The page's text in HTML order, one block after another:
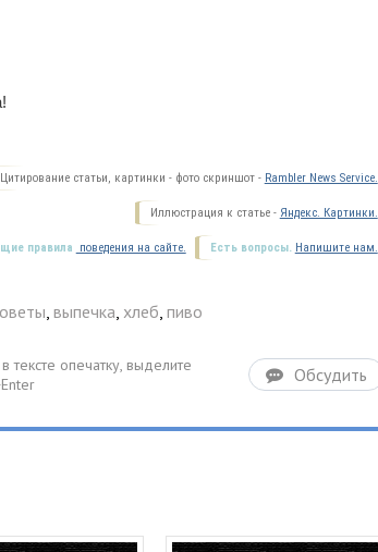
Цитирование статьи, картинки - фото скриншот - Rambler News Service.
Иллюстрация к статье - Яндекс. Картинки.
Есть вопросы. Напишите нам.
правила поведения на сайте.
, выпечка, хлеб, пиво
Обсудить